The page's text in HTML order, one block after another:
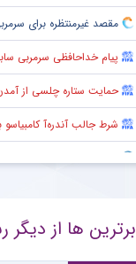
مقصد غیرمنتظره برای سرمربی
پیام خداحافظی سرمربی سابق
حمایت ستاره چلسی از
شرط جالب آندره‌آ
پایان همکاری رضاییان با
انصراف ستاره محبوب هواداران
برترین ها از